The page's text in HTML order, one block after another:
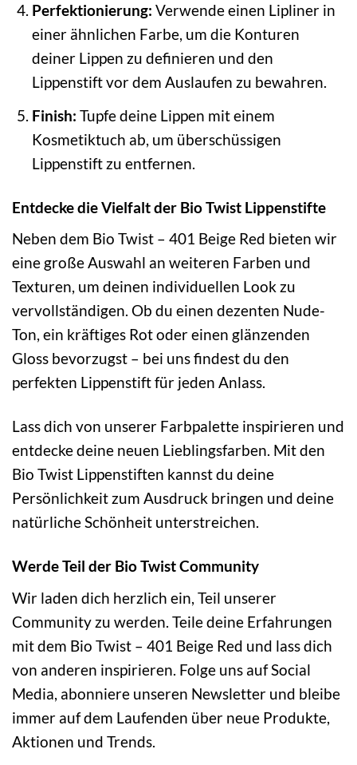
Perfektionierung: Verwende einen Lipliner in
einer ähnlichen Farbe, um die Konturen
deiner Lippen zu definieren und den
Lippenstift vor dem Auslaufen zu bewahren.
Finish: Tupfe deine Lippen mit einem
Kosmetiktuch ab, um überschüssigen
Lippenstift zu entfernen.
Entdecke die Vielfalt der Bio Twist Lippenstifte
Neben dem Bio Twist – 401 Beige Red bieten wir
eine große Auswahl an weiteren Farben und
Texturen, um deinen individuellen Look zu
vervollständigen. Ob du einen dezenten Nude-
Ton, ein kräftiges Rot oder einen glänzenden
Gloss bevorzugst – bei uns findest du den
perfekten Lippenstift für jeden Anlass.
Lass dich von unserer Farbpalette inspirieren und
entdecke deine neuen Lieblingsfarben. Mit den
Bio Twist Lippenstiften kannst du deine
Persönlichkeit zum Ausdruck bringen und deine
natürliche Schönheit unterstreichen.
Werde Teil der Bio Twist Community
Wir laden dich herzlich ein, Teil unserer
Community zu werden. Teile deine Erfahrungen
mit dem Bio Twist – 401 Beige Red und lass dich
von anderen inspirieren. Folge uns auf Social
Media, abonniere unseren Newsletter und bleibe
immer auf dem Laufenden über neue Produkte,
Aktionen und Trends.